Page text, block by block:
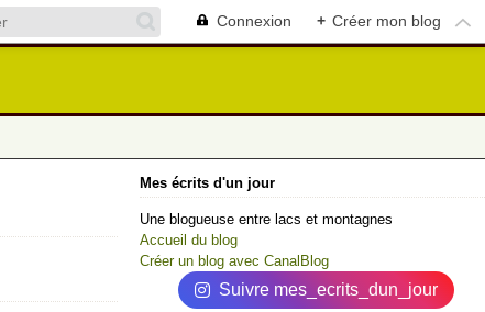
Connexion + Créer mon blog
Mes écrits d'un jour
Une blogueuse entre lacs et montagnes
Accueil du blog
Créer un blog avec CanalBlog
Suivre mes_ecrits_dun_jour